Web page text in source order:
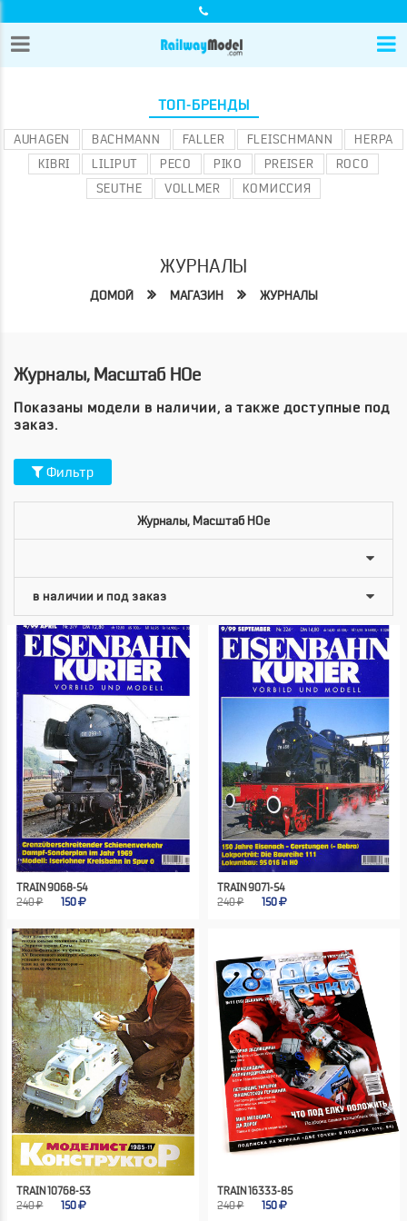
ТОП-БРЕНДЫ
AUHAGEN BACHMANN FALLER FLEISCHMANN
HERPA
KIBRI
LILIPUT PECO PIKO PREISER
ROCO
SEUTHE
VOLLMER КОМИССИЯ
ЖУРНАЛЫ
ДОМОЙ МАГАЗИН ЖУРНАЛЫ
Журналы, Масштаб HOe
Показаны модели в наличии, а также доступные под
заказ.
Фильтр
Журналы, Масштаб HOe
TRAIN 9068-54
240 ₽
150
TRAIN 9071-54
240 ₽
150
TRAIN 10768-53
240 ₽
150
TRAIN 16333-85
240 ₽
150